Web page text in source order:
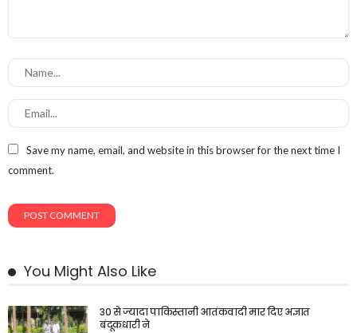
Save my name, email, and website in this browser for the next time I
comment.
You Might Also Like
30 से ज्यादा पाकिस्तानी आतंकवादी मार दिए अज्ञात
बंदूकधारी ने